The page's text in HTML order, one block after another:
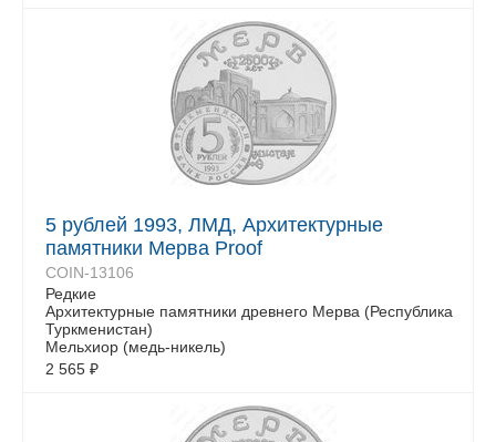
5 рублей 1993, ЛМД, Архитектурные
памятники Мерва Proof
COIN-13106
Редкие
Архитектурные памятники древнего Мерва (Республика
Туркменистан)
Мельхиор (медь-никель)
2 565 ₽